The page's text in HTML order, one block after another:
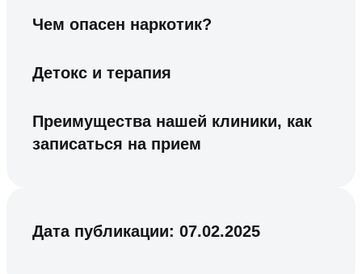
Чем опасен наркотик?
Детокс и терапия
Преимущества нашей клиники, как
записаться на прием
Дата публикации: 07.02.2025